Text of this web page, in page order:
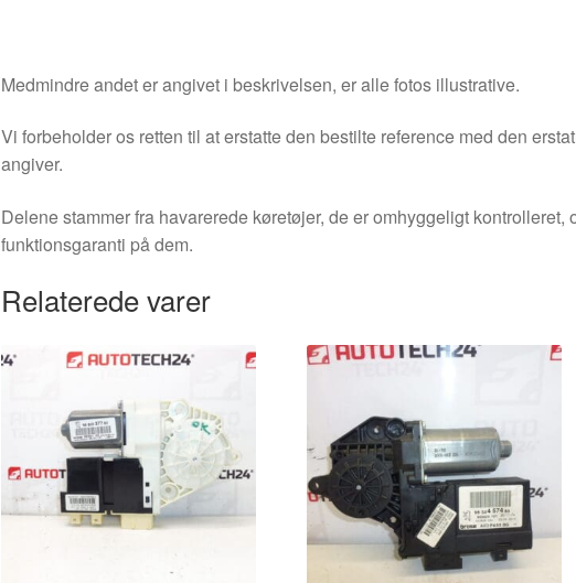
Medmindre andet er angivet i beskrivelsen, er alle fotos illustrative.
Vi forbeholder os retten til at erstatte den bestilte reference med den
angiver.
Delene stammer fra havarerede køretøjer, de er omhyggeligt kontrolleret,
funktionsgaranti på dem.
Relaterede varer